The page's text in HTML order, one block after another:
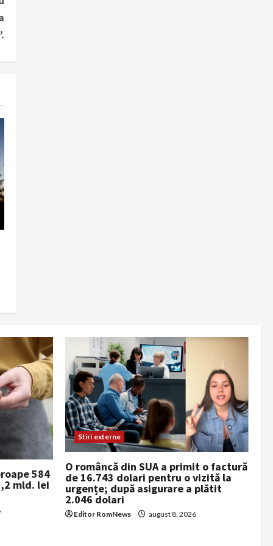
584
mld. lei
Stiri externe
O româncă din SUA a primit o factură
de 16.743 dolari pentru o vizită la
urgențe; după asigurare a plătit
2.046 dolari
Editor RomNews august 8, 2026